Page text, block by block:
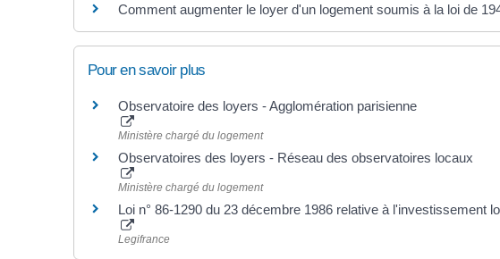
Comment augmenter le loyer d'un logement soumis à la loi de
Pour en savoir plus
Observatoire des loyers - Agglomération parisienne
Ministère chargé du logement
Observatoires des loyers - Réseau des observatoires locaux
Ministère chargé du logement
Loi n° 86-1290 du 23 décembre 1986 relative à l'investissement
Legifrance